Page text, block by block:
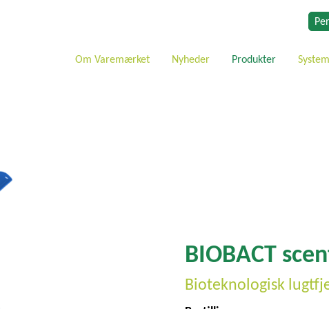
Om Varemærket Nyheder Produkter
BIOBACT
Bioteknologisk